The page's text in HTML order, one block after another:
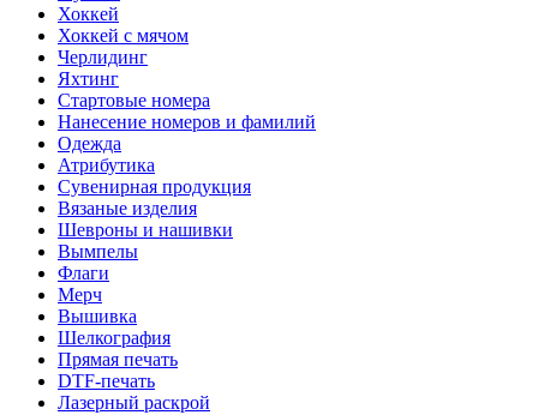
Хоккей
Хоккей с мячом
Черлидинг
Яхтинг
Стартовые номера
Нанесение номеров и фамилий
Одежда
Атрибутика
Сувенирная продукция
Вязаные изделия
Шевроны и нашивки
Вымпелы
Флаги
Мерч
Вышивка
Шелкография
Прямая печать
DTF-печать
Лазерный раскрой